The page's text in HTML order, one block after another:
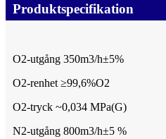
Produktspecifikation
O2-utgång 350m3/h±5%
O2-renhet ≥99,6%O2
O2-tryck ~0,034 MPa(G)
N2-utgång 800m3/h±5 %